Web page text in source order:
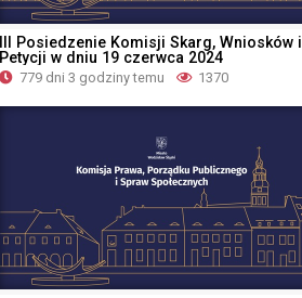
III Posiedzenie Komisji Skarg, Wniosków i
Petycji w dniu 19 czerwca 2024
779 dni 3 godziny temu 1370